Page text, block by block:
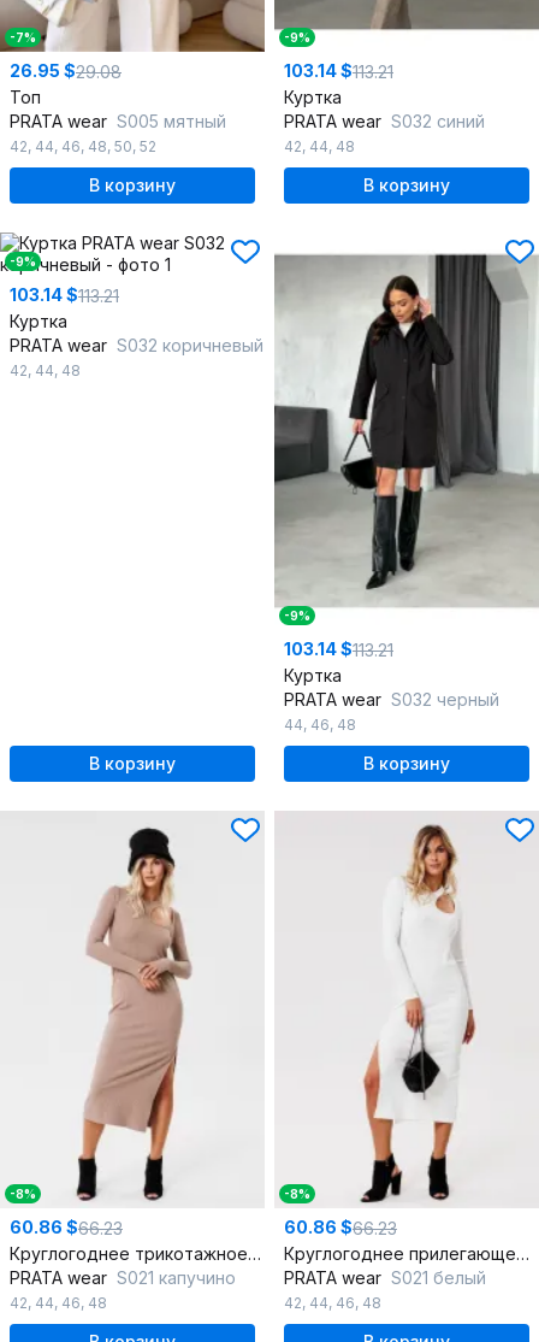
-7%
26.95 $29.08
Топ
PRATA wear S005 мятный
42, 44, 46, 48, 50, 52
В корзину
-9%
103.14 $113.21
Куртка
PRATA wear S032 синий
42, 44, 48
В корзину
-9%
103.14 $113.21
Куртка
PRATA wear S032 коричневый
42, 44, 48
В корзину
-9%
103.14 $113.21
Куртка
PRATA wear S032 черный
44, 46, 48
В корзину
-8%
60.86 $66.23
Круглогоднее трикотажное платье с разрезом и вырезом
PRATA wear S021 капучино
42, 44, 46, 48
-8%
60.86 $66.23
Круглогоднее прилегающее платье из трикотажа с разрезом
PRATA wear S021 белый
42, 44, 46, 48